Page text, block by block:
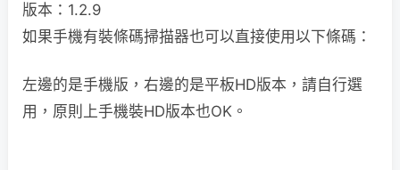
版本：1.2.9
如果手機有裝條碼掃描器也可以直接使用以下條碼：
左邊的是手機版，右邊的是平板HD版本，請自行選
用，原則上手機裝HD版本也OK。